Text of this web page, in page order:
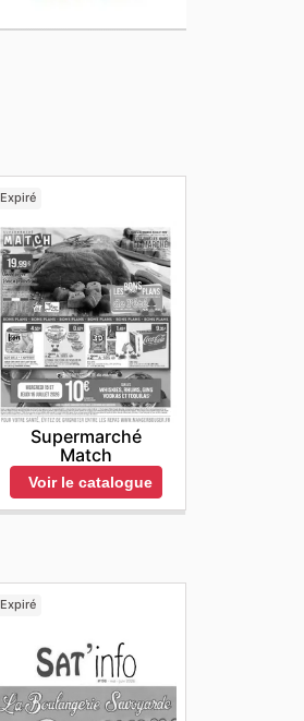
Expiré
Supermarché
Match
Voir le catalogue
Expiré